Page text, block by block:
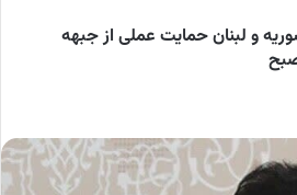
و لبنان حمایت عملی از جبهه